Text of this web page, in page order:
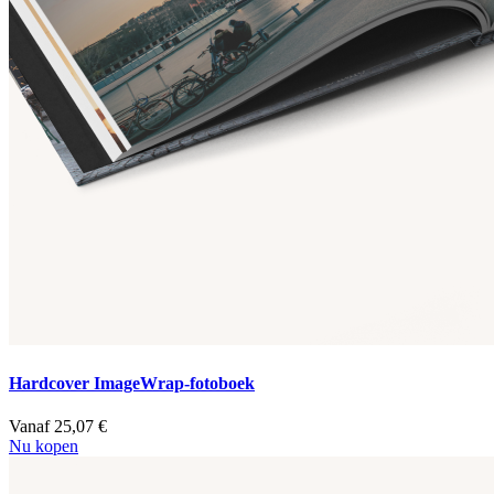
Hardcover ImageWrap-fotoboek
Vanaf 25,07 €
Nu kopen